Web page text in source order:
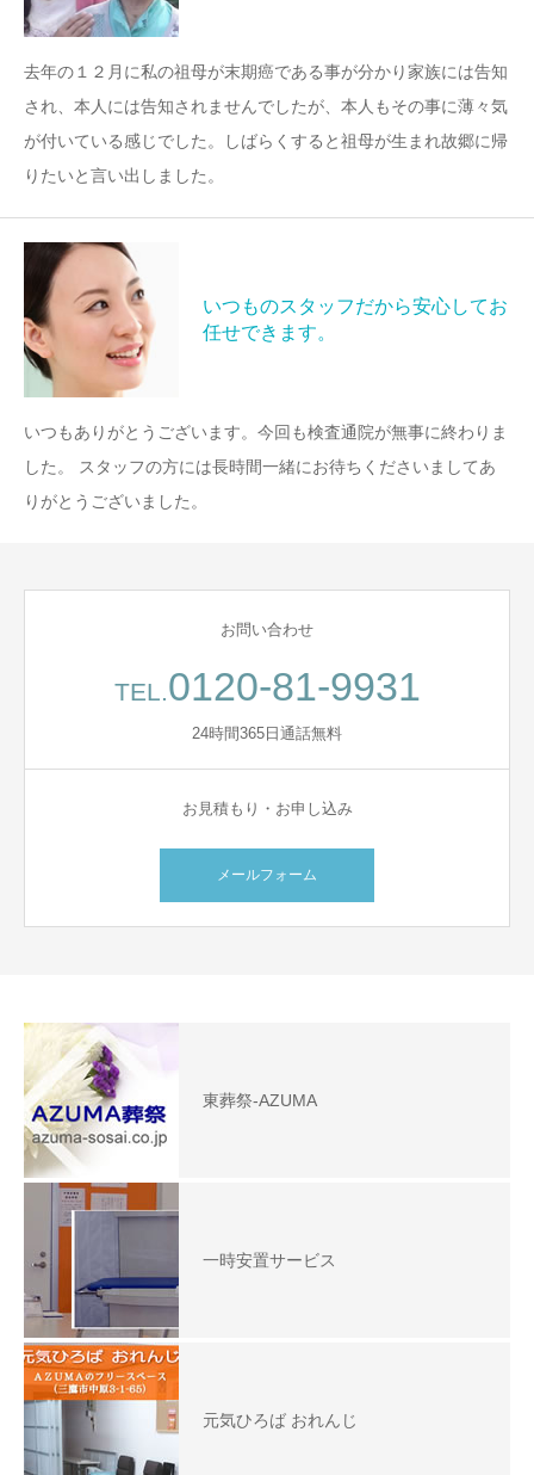
去年の１２月に私の祖母が末期癌である事が分かり家族には告知
され、本人には告知されませんでしたが、本人もその事に薄々気
が付いている感じでした。しばらくすると祖母が生まれ故郷に帰
りたいと言い出しました。
いつものスタッフだから安心してお
任せできます。
いつもありがとうございます。今回も検査通院が無事に終わりま
した。 スタッフの方には長時間一緒にお待ちくださいましてあ
りがとうございました。
お問い合わせ
TEL.0120-81-9931
24時間365日通話無料
お見積もり・お申し込み
メールフォーム
東葬祭-AZUMA
一時安置サービス
元気ひろば おれんじ